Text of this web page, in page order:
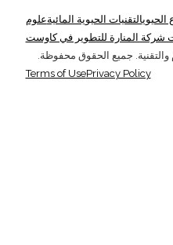
الحيويالتقنيات الحيوية المائيةعلوم
شركة المنارة للتطوير في كاوست
Terms of UsePrivacy Policy